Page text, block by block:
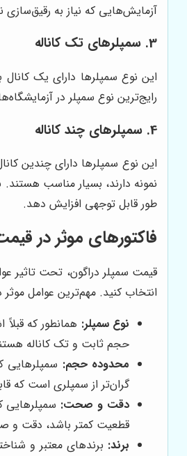
آزمایش‌هایی که نیاز به رقیق‌سازی
3. سمپلرهای تک کاناله
این نوع سمپلرها دارای یک
رایج‌ترین نوع سمپلر در
4. سمپلرهای چند کاناله
نمونه دارند، بسیار مناسب
طور قابل توجهی افزایش دهد.
فاکتورهای موثر در
قیمت سمپلر دراگون، تحت تاثیر
انتخاب کنید. مهم‌ترین عوامل موثر
نوع سمپلر: همانطور که
حجم ثابت و تک کاناله
محدوده حجم:
گران‌تر از سمپلری است که قابلیت تنظیم حجم از 1
دقت و صحت:
قطعیت کمتر باشد، دقت و
برند: برندهای معتبر و